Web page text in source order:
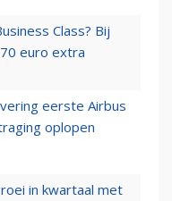
Class? Bij
euro extra
eerste Airbus
oplopen
in kwartaal met